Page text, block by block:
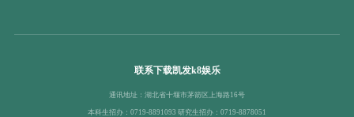
联系下载凯发k8娱乐
通讯地址：湖北省十堰市茅箭区上海路16号
本科生招办：0719-8891093 研究生招办：0719-8878051